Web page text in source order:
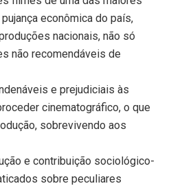
econômica do país,
nacionais, não só
não recomendáveis de
e prejudiciais às
cinematográfico, o que
sobrevivendo aos
e contribuição sociológico-
sobre peculiares